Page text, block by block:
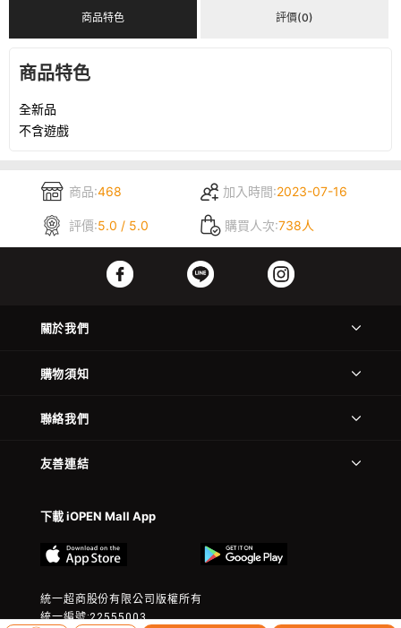
商品特色 評價(0)
商品特色
全新品
不含遊戲
商品:468 加入時間:2023-07-16
評價:5.0 / 5.0 購買人次:738人
關於我們
購物須知
聯絡我們
友善連結
下載 iOPEN Mall App
統一超商股份有限公司版權所有
統一編號:22555003